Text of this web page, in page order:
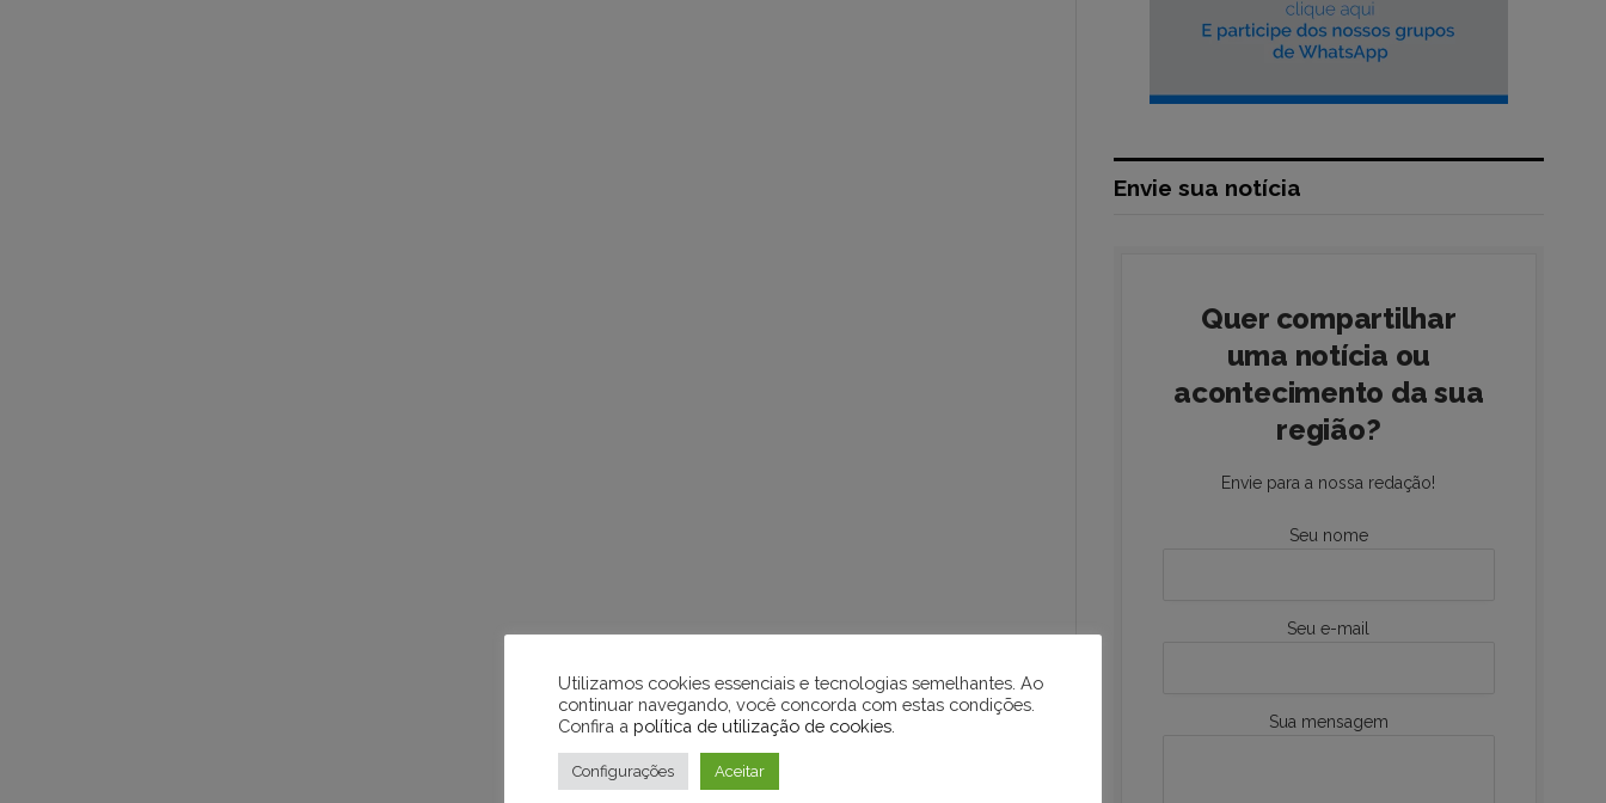
Envie sua notícia
Quer compartilhar
uma notícia ou
acontecimento da sua
região?
Envie para a nossa redação!
Seu nome
Seu e-mail
Sua mensagem
Utilizamos cookies essenciais e tecnologias semelhantes. Ao
continuar navegando, você concorda com estas condições.
Confira a política de utilização de cookies
Configurações Aceitar